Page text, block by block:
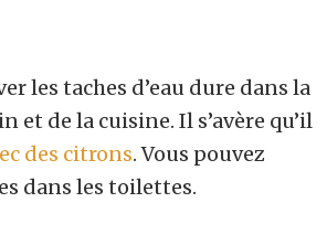
les taches d’eau dure dans la
et de la cuisine. Il s’avère qu’il
des citrons. Vous pouvez
dans les toilettes.